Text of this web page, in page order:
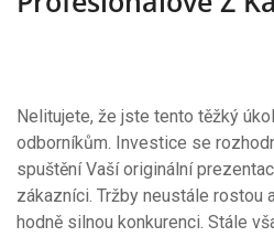
Nelitujete, že jste tento těžký
odborníkům. Investice se
spuštění Vaší originální
zákazníci. Tržby neustále rostou
hodně silnou konkurenci. Stále